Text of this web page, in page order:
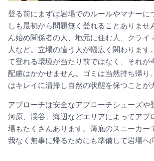
登る前にまずは岩場でのルールやマナーに
しも最初から問題無く登れることありませ
ん始め関係者の人、地元に住む人、クライ
人など。立場の違う人が幅広く関わります
て登れる環境が当たり前ではなく、それが
配慮はかかせません。ゴミは当然持ち帰り
はキレイに清掃し自然の状態を保つことが
アプローチは安全なアプローチシューズや
河原、渓谷、海辺などエリアによってアプ
場もたくさんあります。薄底のスニーカー
我なく無事に帰るためにも準備して岩場へ